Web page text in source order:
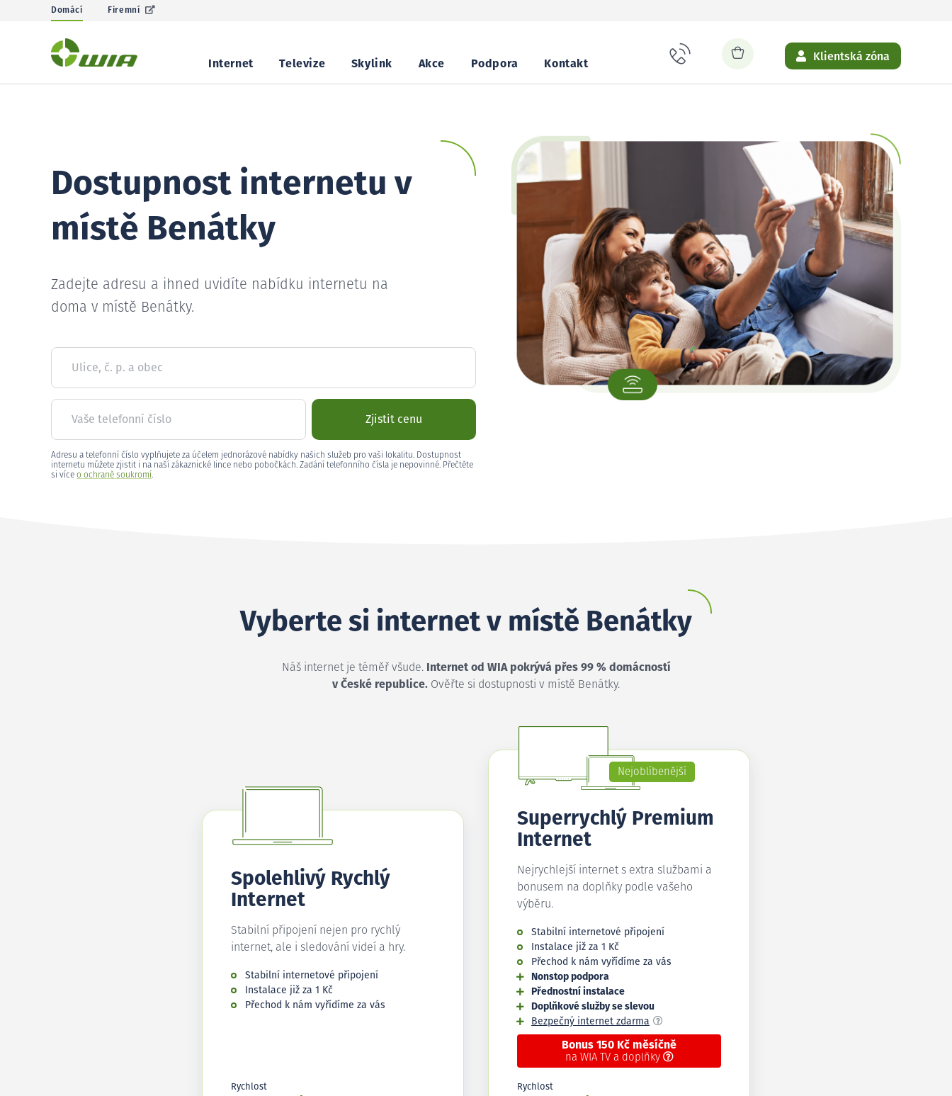
Domácí Firemní
Internet Televize Skylink Akce Podpora Kontakt
Klientská zóna
Dostupnost internetu v
místě Benátky
Zadejte adresu a ihned uvidíte nabídku internetu na
doma v místě Benátky.
Ulice, č. p. a obec
Vaše telefonní číslo Zjistit cenu
Adresu a telefonní číslo vyplňujete za účelem jednorázové nabídky našich služeb pro vaši lokalitu. Dostupnost
internetu můžete zjistit i na naší zákaznické lince nebo pobočkách. Zadání telefonního čísla je nepovinné. Přečtěte
si více o ochraně soukromí.
Vyberte si internet v místě Benátky
Náš internet je téměř všude.
Internet od WIA pokrývá přes 99 % domácností
v České republice. Ověřte si dostupnosti v místě Benátky.
Spolehlivý Rychlý
Internet
Stabilní připojení nejen pro rychlý
internet, ale i sledování videí a hry.
Stabilní internetové připojení
Instalace již za 1 Kč
Přechod k nám vyřídíme za vás
Rychlost
Nejoblíbenější
Superrychlý Premium
Internet
Nejrychlejší internet s extra službami a
bonusem na doplňky podle vašeho
výběru.
Stabilní internetové připojení
Instalace již za 1 Kč
Přechod k nám vyřídíme za vás
Nonstop podpora
Přednostní instalace
Doplňkové služby se slevou
Bezpečný internet zdarma
Bonus 150 Kč měsíčně
na WIA TV a doplňky
Rychlost